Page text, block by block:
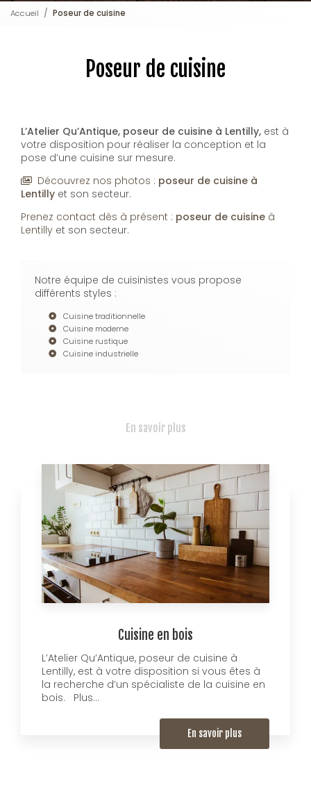
Accueil Poseur de cuisine
Poseur de cuisine
L’Atelier Qu’Antique, poseur de cuisine à Lentilly, est à
votre disposition pour réaliser la conception et la
pose d’une cuisine sur mesure.
Découvrez nos photos : poseur de cuisine à
Lentilly et son secteur.
Prenez contact dès à présent : poseur de cuisine à
Lentilly et son secteur.
Notre équipe de cuisinistes vous propose
différents styles :
Cuisine traditionnelle
Cuisine moderne
Cuisine rustique
Cuisine industrielle
En savoir plus
Cuisine en bois
L’Atelier Qu’Antique, poseur de cuisine à
Lentilly, est à votre disposition si vous êtes à
la recherche d’un spécialiste de la cuisine en
bois. Plus...
En savoir plus